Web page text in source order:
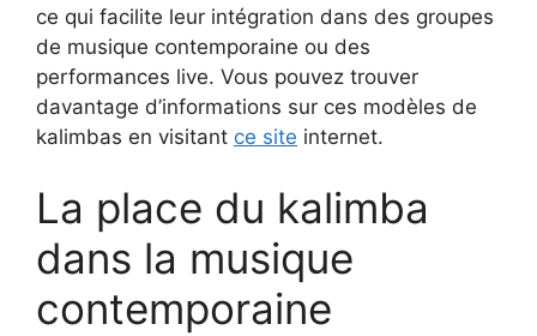
ce qui facilite leur intégration dans des groupes
de musique contemporaine ou des
performances live. Vous pouvez trouver
davantage d’informations sur ces modèles de
kalimbas en visitant ce site internet.
La place du kalimba
dans la musique
contemporaine